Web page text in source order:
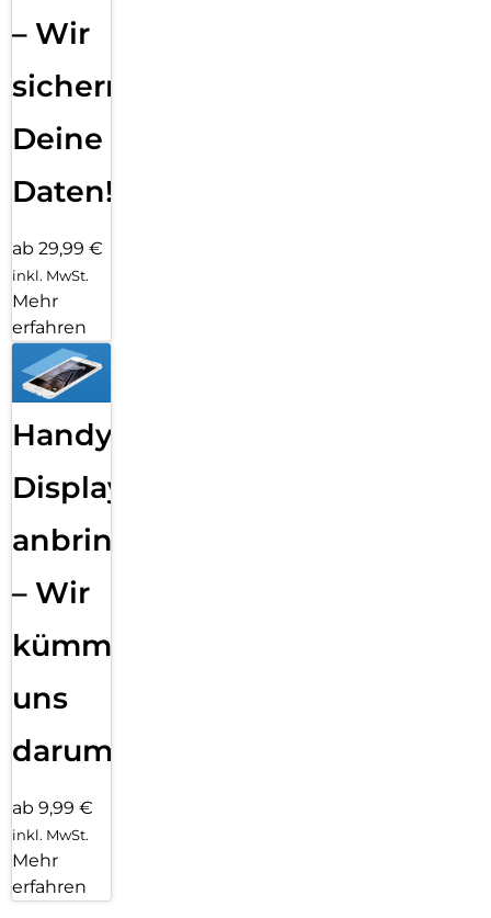
– Wir
sichern
Deine
Daten!
ab 29,99 €
inkl. MwSt.
Mehr
erfahren
Handy
Displayfolie
anbringen
– Wir
kümmern
uns
darum!
ab 9,99 €
inkl. MwSt.
Mehr
erfahren